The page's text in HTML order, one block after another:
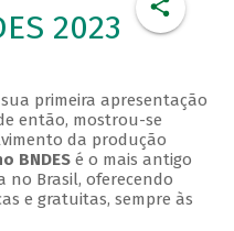
2023
primeira apresentação
então, mostrou-se
da produção
BNDESé o mais antigo
Brasil, oferecendo
e gratuitas, sempre às